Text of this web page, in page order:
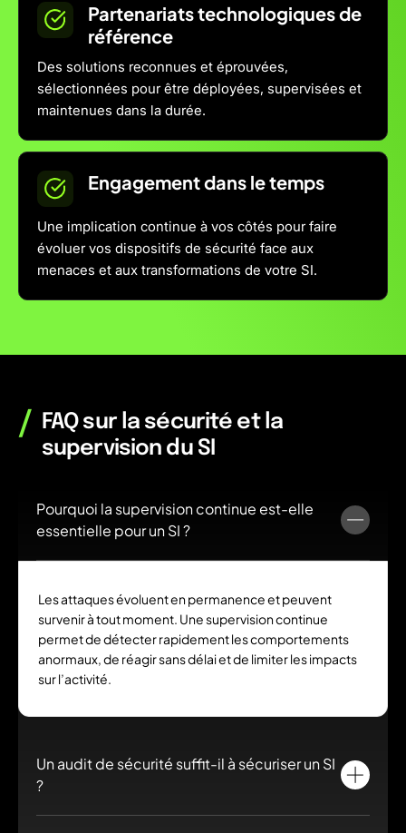
Partenariats technologiques de
référence
Des solutions reconnues et éprouvées,
sélectionnées pour être déployées, supervisées et
maintenues dans la durée.
Engagement dans le temps
Une implication continue à vos côtés pour faire
évoluer vos dispositifs de sécurité face aux
menaces et aux transformations de votre SI.
/ FAQ sur la sécurité et la
supervision du SI
Pourquoi la supervision continue est-elle
essentielle pour un SI ?
Les attaques évoluent en permanence et peuvent
survenir à tout moment. Une supervision continue
permet de détecter rapidement les comportements
anormaux, de réagir sans délai et de limiter les impacts
sur l’activité.
Un audit de sécurité suffit-il à sécuriser un SI
?